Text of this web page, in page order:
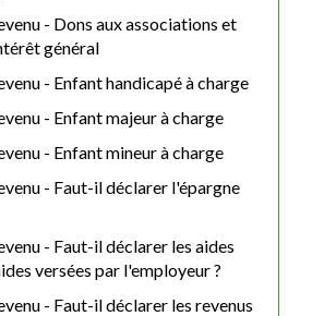
- Dons aux associations et
général
- Enfant handicapé à charge
- Enfant majeur à charge
- Enfant mineur à charge
- Faut-il déclarer l'épargne
- Faut-il déclarer les aides
versées par l'employeur ?
- Faut-il déclarer les revenus